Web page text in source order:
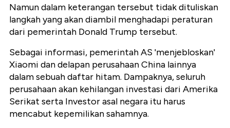
Namun dalam keterangan tersebut tidak dituliskan
langkah yang akan diambil menghadapi peraturan
dari pemerintah Donald Trump tersebut.
Sebagai informasi, pemerintah AS 'menjebloskan'
Xiaomi dan delapan perusahaan China lainnya
dalam sebuah daftar hitam. Dampaknya, seluruh
perusahaan akan kehilangan investasi dari Amerika
Serikat serta Investor asal negara itu harus
mencabut kepemilikan sahamnya.